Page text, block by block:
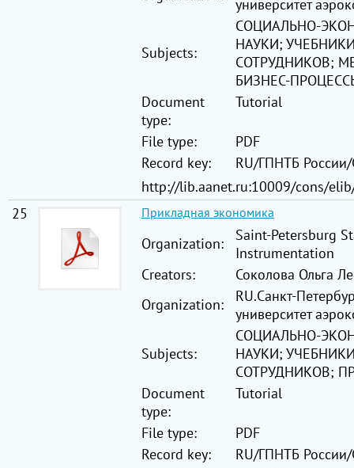
университет
Subjects:
СОЦИАЛЬНО-
НАУКИ;
СОТРУДНИКОВ;
БИЗНЕС-
Document
type:
Tutorial
File type:
PDF
Record key:
RU/ГПНТБ
http://lib.aanet.ru:10009/cons/
25
Прикладная экономика
Organization:
Saint-Petersburg
Instrumentation
Creators:
Соколова Ольга
Organization:
RU.Санкт-
университет
Subjects:
СОЦИАЛЬНО-
НАУКИ;
СОТРУДНИКОВ;
Document
type:
Tutorial
File type:
PDF
Record key:
RU/ГПНТБ